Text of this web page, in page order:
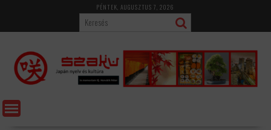
content
PÉNTEK, AUGUSZTUS 7, 2026